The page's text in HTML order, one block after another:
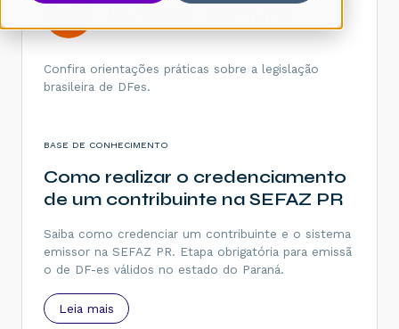
Confira orientações práticas sobre a legislação
brasileira de DFes.
BASE DE CONHECIMENTO
Como realizar o credenciamento
de um contribuinte na SEFAZ PR
Saiba como credenciar um contribuinte e o sistema
emissor na SEFAZ PR. Etapa obrigatória para emissã
o de DF-es válidos no estado do Paraná.
Leia mais